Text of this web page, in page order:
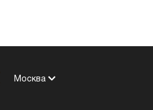
Москва